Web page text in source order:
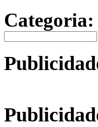
Categoria:
por: